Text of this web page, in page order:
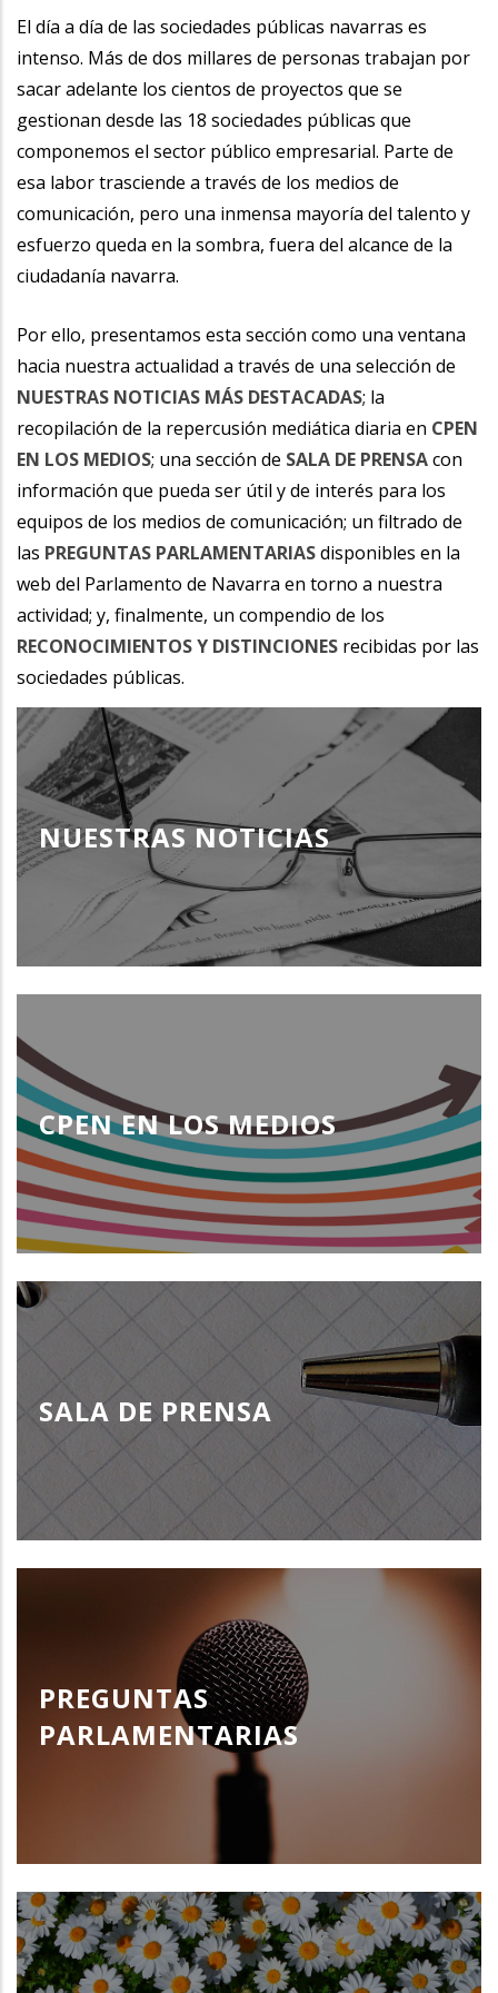
El día a día de las sociedades públicas navarras es
intenso. Más de dos millares de personas trabajan por
sacar adelante los cientos de proyectos que se
gestionan desde las 18 sociedades públicas que
componemos el sector público empresarial. Parte de
esa labor trasciende a través de los medios de
comunicación, pero una inmensa mayoría del talento y
esfuerzo queda en la sombra, fuera del alcance de la
ciudadanía navarra.
Por ello, presentamos esta sección como una ventana
hacia nuestra actualidad a través de una selección de
NUESTRAS NOTICIAS MÁS DESTACADAS; la
recopilación de la repercusión mediática diaria en CPEN
EN LOS MEDIOS; una sección de SALA DE PRENSAcon
información que pueda ser útil y de interés para los
equipos de los medios de comunicación; un filtrado de
las PREGUNTAS PARLAMENTARIASdisponibles en la
web del Parlamento de Navarra en torno a nuestra
actividad; y, finalmente, un compendio de los
RECONOCIMIENTOS Y DISTINCIONES recibidas por las
sociedades públicas.
NUESTRAS NOTICIAS
CPEN EN LOS MEDIOS
SALA DE PRENSA
PREGUNTAS
PARLAMENTARIAS